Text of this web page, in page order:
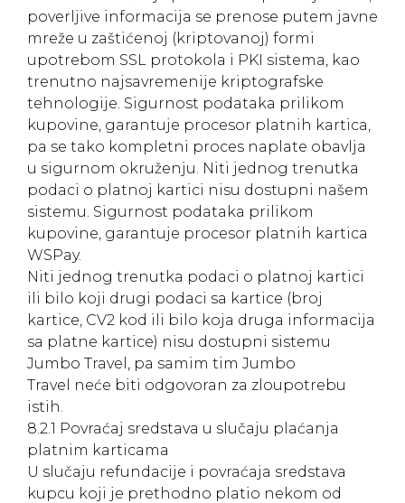
poverljive informacija se prenose putem javne
mreže u zaštićenoj (kriptovanoj) formi
upotrebom SSL protokola i PKI sistema, kao
trenutno najsavremenije kriptografske
tehnologije. Sigurnost podataka prilikom
kupovine, garantuje procesor platnih kartica,
pa se tako kompletni proces naplate obavlja
u sigurnom okruženju. Niti jednog trenutka
podaci o platnoj kartici nisu dostupni našem
sistemu. Sigurnost podataka prilikom
kupovine, garantuje procesor platnih kartica
WSPay.
Niti jednog trenutka podaci o platnoj kartici
ili bilo koji drugi podaci sa kartice (broj
kartice, CV2 kod ili bilo koja druga informacija
sa platne kartice) nisu dostupni sistemu
Jumbo Travel, pa samim tim Jumbo
Travel neće biti odgovoran za zloupotrebu
istih.
8.2.1 Povraćaj sredstava u slučaju plaćanja
platnim karticama
U slučaju refundacije i povraćaja sredstava
kupcu koji je prethodno platio nekom od